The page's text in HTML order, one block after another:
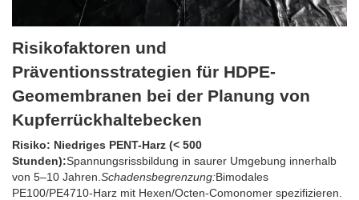
Risikofaktoren und
Präventionsstrategien für HDPE-
Geomembranen bei der Planung von
Kupferrückhaltebecken
Risiko: Niedriges PENT-Harz (< 500
Stunden):Spannungsrissbildung in saurer Umgebung innerhalb
von 5–10 Jahren. Schadensbegrenzung:Bimodales
PE100/PE4710-Harz mit Hexen/Octen-Comonomer spezifizieren.